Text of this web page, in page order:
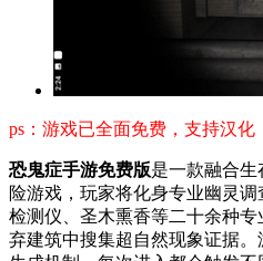
ps：游戏已全面免费，支持汉化
恐鬼症手游免费版是一款融合生
险游戏，玩家将化身专业幽灵
检测仪、圣木熏香等二十余种
弃建筑中搜集超自然现象证据